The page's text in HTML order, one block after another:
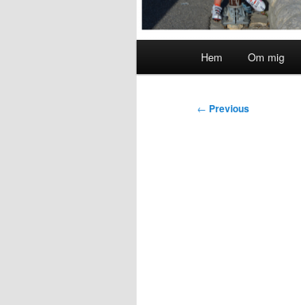
Hem Om mig
Post
← Previous